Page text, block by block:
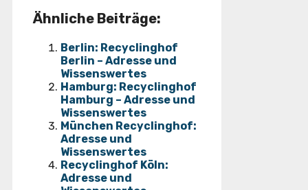
Ähnliche Beiträge:
Berlin: Recyclinghof
Berlin – Adresse und
Wissenswertes
Hamburg: Recyclinghof
Hamburg – Adresse und
Wissenswertes
München Recyclinghof:
Adresse und
Wissenswertes
Recyclinghof Köln:
Adresse und